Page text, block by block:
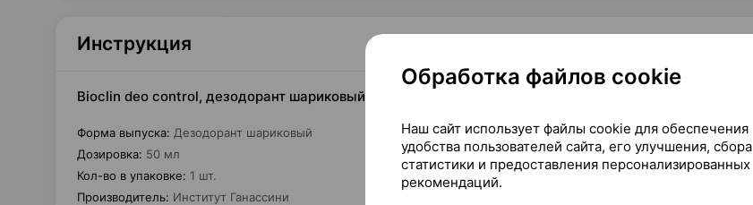
Инструкция
Bioclin deo control, дезодорант шариковый, 50 мл ×1, Институт Ганассини Италия
Форма выпуска: Дезодорант шариковый
Дозировка: 50 мл
Кол-во в упаковке: 1 шт.
Производитель: Институт Ганассини
Обработка файлов cookie
Наш сайт использует файлы cookie для обеспечения
удобства пользователей сайта, его улучшения, сбора
статистики и предоставления персонализированных
рекомендаций.